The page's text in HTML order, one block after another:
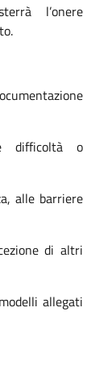
l’onere
difficoltà o
alle barriere
di altri
allegati